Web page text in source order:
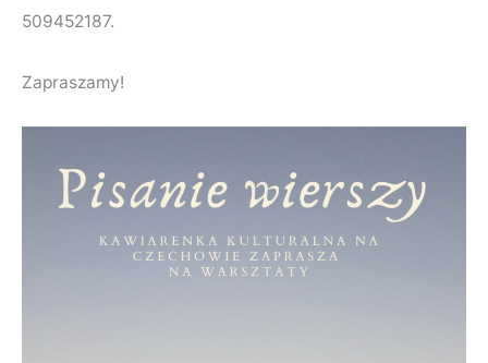
509452187.
Zapraszamy!